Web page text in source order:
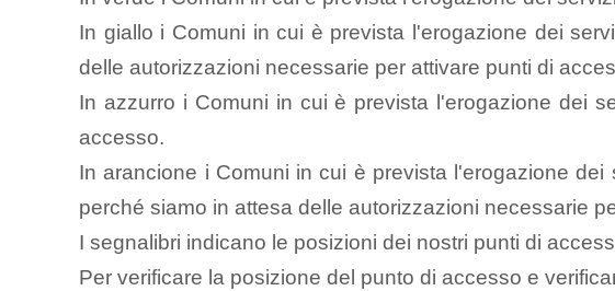
In giallo i Comuni in cui è prevista l'erogazione dei
delle autorizzazioni necessarie per attivare punti di
In azzurro i Comuni in cui è prevista l'erogazione dei
accesso.
In arancione i Comuni in cui è prevista l'erogazione
perché siamo in attesa delle autorizzazioni necessarie
I segnalibri indicano le posizioni dei nostri punti di
Per verificare la posizione del punto di accesso e